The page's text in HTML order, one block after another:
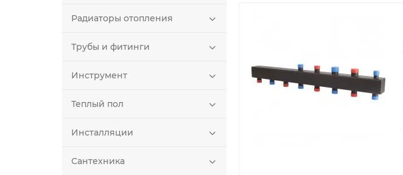
Радиаторы отопления
Трубы и фитинги
Инструмент
Теплый пол
Инсталляции
Сантехника